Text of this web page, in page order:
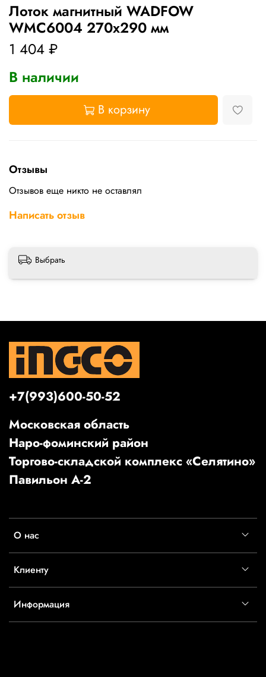
Лоток магнитный WADFOW
WMC6004 270х290 мм
1 404 ₽
В наличии
В корзину
Отзывы
Отзывов еще никто не оставлял
Написать отзыв
Выбрать
О нас
Клиенту
Информация
+7(993)600-50-52
Московская область
Наро-фоминский район
Торгово-складской комплекс «Селятино»
Павильон А-2